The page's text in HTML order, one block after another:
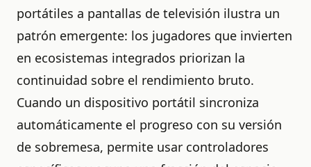
portátiles a pantallas de televisión ilustra un
patrón emergente: los jugadores que invierten
en ecosistemas integrados priorizan la
continuidad sobre el rendimiento bruto.
Cuando un dispositivo portátil sincroniza
automáticamente el progreso con su versión
de sobremesa, permite usar controladores